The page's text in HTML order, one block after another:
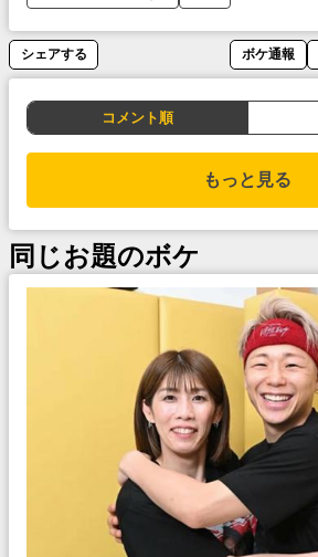
シェアする ボケ通報
コメント順
もっと見る
同じお題のボケ